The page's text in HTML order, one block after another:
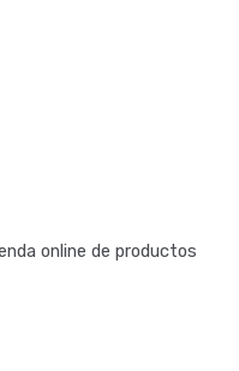
online de productos